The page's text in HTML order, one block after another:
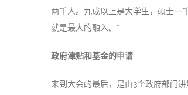
两千人。九成以上是大学生，硕士一
就是最大的融入。”
政府津贴和基金的申请
来到大会的最后，是由3个政府部门